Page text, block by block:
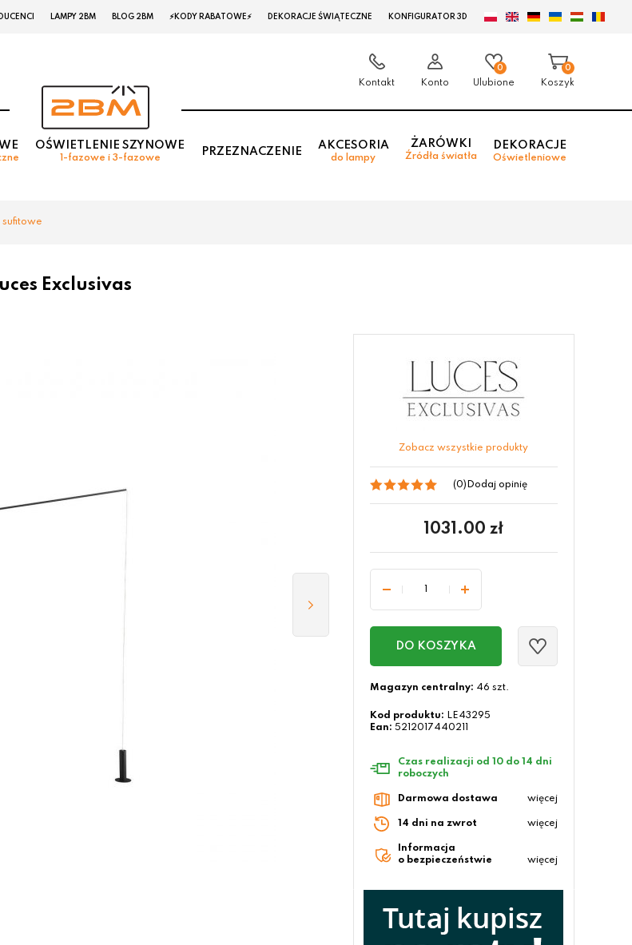
LAMPY 2BM BLOG 2BM ⚡KODY RABATOWE⚡ DEKORACJE ŚWIĄTECZNE KONFIGURATOR 3D
Kontakt Konto
0
Ulubione
0
Koszyk
OŚWIETLENIE SZYNOWE
1-fazowe i 3-fazowe
PRZEZNACZENIE
AKCESORIA
do lampy
ŻARÓWKI
Źródła światła
DEKORACJE
Oświetleniowe
sufitowe
Exclusivas
Zobacz wszystkie produkty
(0) Dodaj opinię
1031.00 zł
DO KOSZYKA
Magazyn centralny: 46 szt.
Kod produktu: LE43295
Ean: 5212017440211
Czas realizacji od 10 do 14 dni
roboczych
Darmowa dostawa więcej
14 dni na zwrot więcej
Informacja
o bezpieczeństwie
więcej